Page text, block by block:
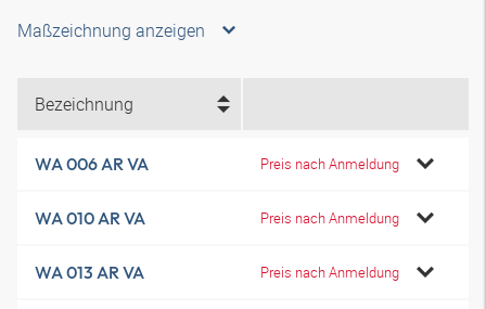
Maßzeichnung anzeigen
Bezeichnung
WA 006 AR VA Preis nach Anmeldung
WA 010 AR VA Preis nach Anmeldung
WA 013 AR VA Preis nach Anmeldung